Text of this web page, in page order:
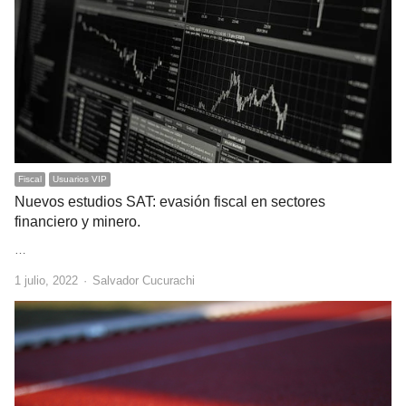
Fiscal Usuarios VIP
Nuevos estudios SAT: evasión fiscal en sectores
financiero y minero.
1 julio, 2022 Author
Salvador Cucurachi